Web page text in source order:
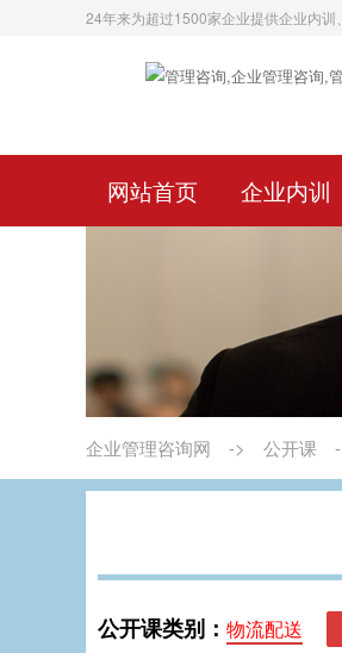
24年来为超过1500家企业提供企业内训
网站首页 企业内训
企业管理咨询网 -> 公开课
公开课类别： 物流配送